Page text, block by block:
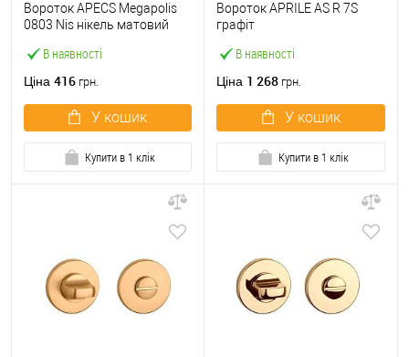
В наявності
Вороток APECS Megapolis
0803 Nis нікель матовий
Ціна 416 грн.
У кошик
Купити в 1 клік
В наявності
Вороток APRILE AS R 7S
графіт
Ціна 1 268 грн.
У кошик
Купити в 1 клік